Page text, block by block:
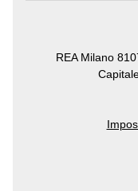
REA Milano